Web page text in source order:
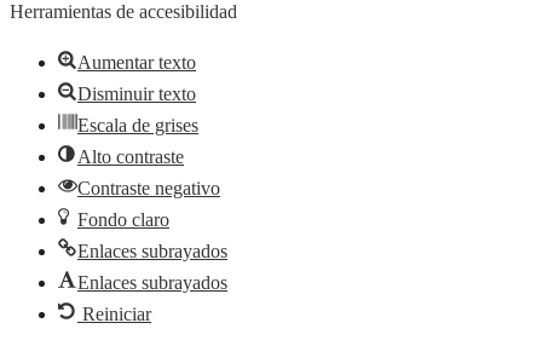
de
herramientas
Herramientas de accesibilidad
Aumentar texto
Disminuir texto
Escala de grises
Alto contraste
Contraste negativo
Fondo claro
Enlaces subrayados
Enlaces subrayados
Reiniciar